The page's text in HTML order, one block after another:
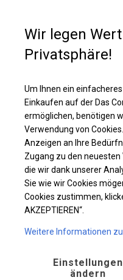
Ganzjähriges Catering-
Wir legen
Privatsphäre!
Um Ihnen ein
Einkaufen auf der Das
ermöglichen, benötigen
Verwendung von
Anzeigen an Ihre
Zugang zu den
die wir dank unserer
Sie wie wir Cookies
Cookies zustimmen,
AKZEPTIEREN“.
Weitere Informationen
Einstellungen
ändern